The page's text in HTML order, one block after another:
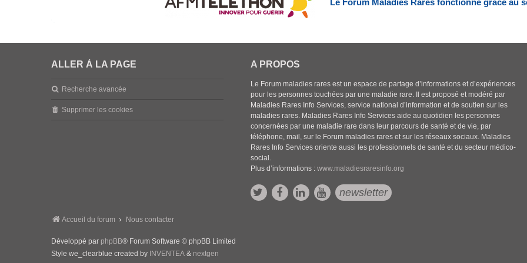
Le Forum Maladies Rares fonctionne grâce au
ALLER À LA PAGE
Recherche avancée
Supprimer les cookies
A PROPOS
Le Forum maladies rares est un espace de partage d’informations et d’expériences
pour les personnes touchées par une maladie rare. Il est proposé et modéré par
Maladies Rares Info Services, service national d’information et de soutien sur les
maladies rares. Maladies Rares Info Services aide au quotidien les personnes
concernées par une maladie rare dans leur parcours de santé et de vie, par
téléphone, mail, sur le Forum maladies rares et sur les réseaux sociaux. Maladies
Rares Info Services oriente aussi les professionnels de santé et du secteur médico-
social.
Plus d’informations :www.maladiesraresinfo.org
newsletter
Accueil du forum Nous contacter
Développé par phpBB® Forum Software © phpBB Limited
Style we_clearblue created by INVENTEA & nextgen